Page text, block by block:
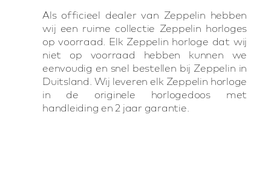
Als officieel dealer van Zeppelin hebben
wij een ruime collectie Zeppelin horloges
op voorraad. Elk Zeppelin horloge dat wij
niet op voorraad hebben kunnen we
eenvoudig en snel bestellen bij Zeppelin in
Duitsland. Wij leveren elk Zeppelin horloge
in de originele horlogedoos met
handleiding en 2 jaar garantie.